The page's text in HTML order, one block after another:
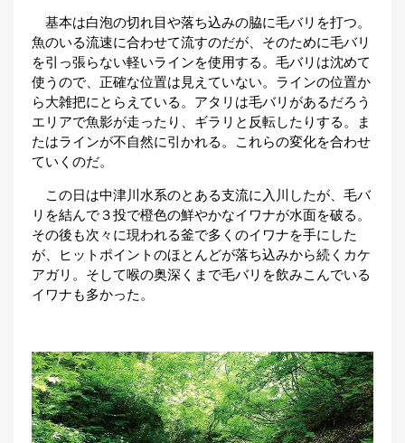
基本は白泡の切れ目や落ち込みの脇に毛バリを打つ。
魚のいる流速に合わせて流すのだが、そのために毛バリ
を引っ張らない軽いラインを使用する。毛バリは沈めて
使うので、正確な位置は見えていない。ラインの位置か
ら大雑把にとらえている。アタリは毛バリがあるだろう
エリアで魚影が走ったり、ギラリと反転したりする。ま
たはラインが不自然に引かれる。これらの変化を合わせ
ていくのだ。
この日は中津川水系のとある支流に入川したが、毛バ
リを結んで３投で橙色の鮮やかなイワナが水面を破る。
その後も次々に現われる釜で多くのイワナを手にした
が、ヒットポイントのほとんどが落ち込みから続くカケ
アガリ。そして喉の奥深くまで毛バリを飲みこんでいる
イワナも多かった。